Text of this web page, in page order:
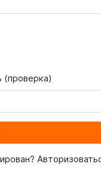
(проверка)